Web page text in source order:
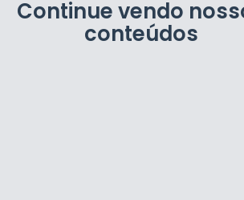
Continue vendo
conteúdos